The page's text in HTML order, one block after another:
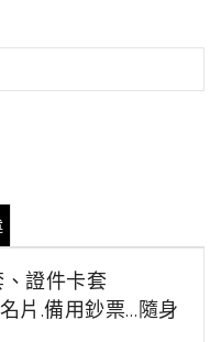
證件卡套
片.備用鈔票…隨身